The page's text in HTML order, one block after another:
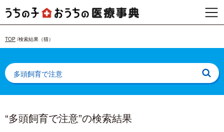
TOP 検索結果（猫）
“多頭飼育で注意”の検索結果